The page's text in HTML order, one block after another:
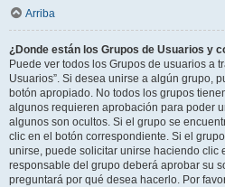
Arriba
¿Donde están los Grupos de Usuarios y
Puede ver todos los Grupos de usuarios a
Usuarios”. Si desea unirse a algún grupo,
botón apropiado. No todos los grupos
algunos requieren aprobación para poder
algunos son ocultos. Si el grupo se
clic en el botón correspondiente. Si el
unirse, puede solicitar unirse haciendo clic
responsable del grupo deberá aprobar su
preguntará por qué desea hacerlo. Por